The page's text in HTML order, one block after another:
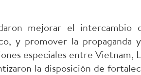
mejorar el intercambio
y promover la propaganda
especiales entre Vietnam,
la disposición de